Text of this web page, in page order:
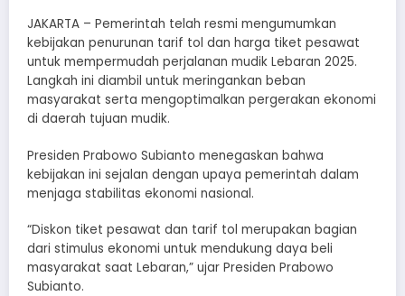
JAKARTA – Pemerintah telah resmi mengumumkan
kebijakan penurunan tarif tol dan harga tiket pesawat
untuk mempermudah perjalanan mudik Lebaran 2025.
Langkah ini diambil untuk meringankan beban
masyarakat serta mengoptimalkan pergerakan ekonomi
di daerah tujuan mudik.
Presiden Prabowo Subianto menegaskan bahwa
kebijakan ini sejalan dengan upaya pemerintah dalam
menjaga stabilitas ekonomi nasional.
“Diskon tiket pesawat dan tarif tol merupakan bagian
dari stimulus ekonomi untuk mendukung daya beli
masyarakat saat Lebaran,” ujar Presiden Prabowo
Subianto.